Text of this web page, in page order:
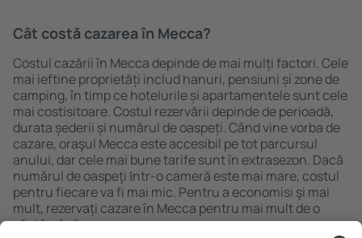
Cât costă cazarea în Mecca?
Costul cazării în Mecca depinde de mai mulți factori. Cele
mai ieftine proprietăți includ hanuri, pensiuni și zone de
camping, în timp ce hotelurile și apartamentele sunt cele
mai costisitoare. Costul rezervării depinde de perioadă,
durata șederii și numărul de oaspeți. Când vine vorba de
cazare, oraşul Mecca este accesibil pe tot parcursul
anului, dar cele mai bune tarife sunt în extrasezon. Dacă
numărul de oaspeţi ȋntr-o cameră este mai mare, costul
pentru fiecare va fi mai mic. Pentru a economisi şi mai
mult, rezervați cazare în Mecca pentru mai mult de o
săptămână.